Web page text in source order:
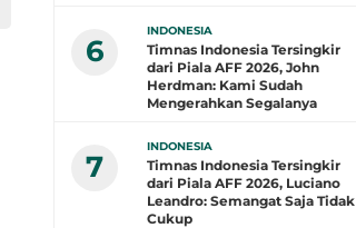
6
INDONESIA
Timnas Indonesia Tersingkir
dari Piala AFF 2026, John
Herdman: Kami Sudah
Mengerahkan Segalanya
7
INDONESIA
Timnas Indonesia Tersingkir
dari Piala AFF 2026, Luciano
Leandro: Semangat Saja Tidak
Cukup